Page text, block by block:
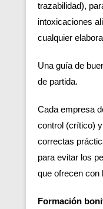
trazabilidad),
intoxicaciones
cualquier
Una guía de
de partida.
Cada empresa
control (crítico)
correctas
para evitar los
que ofrecen con
Formación